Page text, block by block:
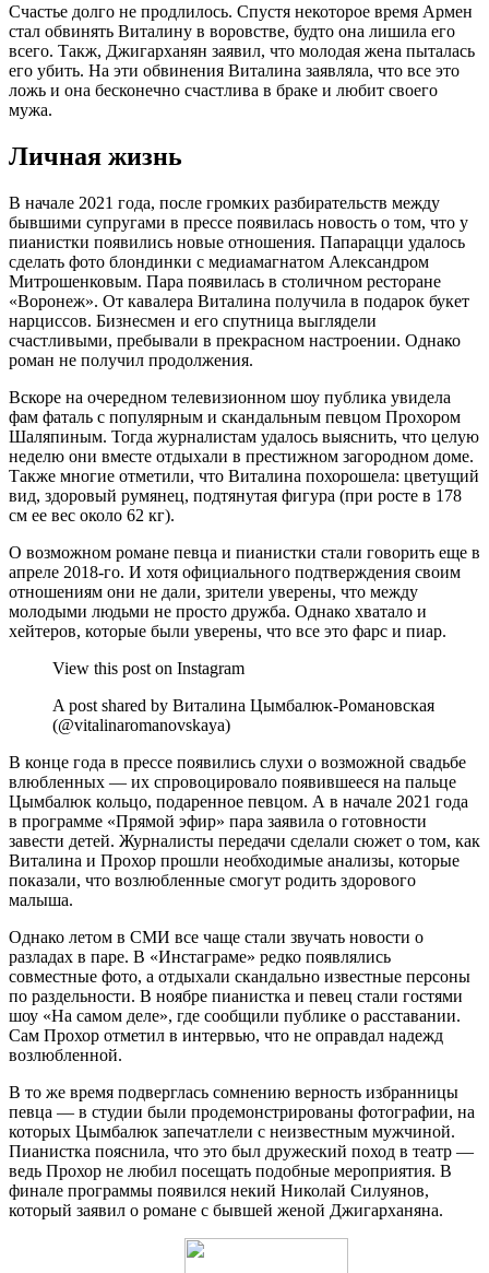
Счастье долго не продлилось. Спустя некоторое время Армен
стал обвинять Виталину в воровстве, будто она лишила его
всего. Такж, Джигарханян заявил, что молодая жена пыталась
его убить. На эти обвинения Виталина заявляла, что все это
ложь и она бесконечно счастлива в браке и любит своего
мужа.
Личная жизнь
В начале 2021 года, после громких разбирательств между
бывшими супругами в прессе появилась новость о том, что у
пианистки появились новые отношения. Папарацци удалось
сделать фото блондинки с медиамагнатом Александром
Митрошенковым. Пара появилась в столичном ресторане
«Воронеж». От кавалера Виталина получила в подарок букет
нарциссов. Бизнесмен и его спутница выглядели
счастливыми, пребывали в прекрасном настроении. Однако
роман не получил продолжения.
Вскоре на очередном телевизионном шоу публика увидела
фам фаталь с популярным и скандальным певцом Прохором
Шаляпиным. Тогда журналистам удалось выяснить, что целую
неделю они вместе отдыхали в престижном загородном доме.
Также многие отметили, что Виталина похорошела: цветущий
вид, здоровый румянец, подтянутая фигура (при росте в 178
см ее вес около 62 кг).
О возможном романе певца и пианистки стали говорить еще в
апреле 2018-го. И хотя официального подтверждения своим
отношениям они не дали, зрители уверены, что между
молодыми людьми не просто дружба. Однако хватало и
хейтеров, которые были уверены, что все это фарс и пиар.
View this post on Instagram
A post shared by Виталина Цымбалюк-Романовская
(@vitalinaromanovskaya)
В конце года в прессе появились слухи о возможной свадьбе
влюбленных — их спровоцировало появившееся на пальце
Цымбалюк кольцо, подаренное певцом. А в начале 2021 года
в программе «Прямой эфир» пара заявила о готовности
завести детей. Журналисты передачи сделали сюжет о том, как
Виталина и Прохор прошли необходимые анализы, которые
показали, что возлюбленные смогут родить здорового
малыша.
Однако летом в СМИ все чаще стали звучать новости о
разладах в паре. В «Инстаграме» редко появлялись
совместные фото, а отдыхали скандально известные персоны
по раздельности. В ноябре пианистка и певец стали гостями
шоу «На самом деле», где сообщили публике о расставании.
Сам Прохор отметил в интервью, что не оправдал надежд
возлюбленной.
В то же время подверглась сомнению верность избранницы
певца — в студии были продемонстрированы фотографии, на
которых Цымбалюк запечатлели с неизвестным мужчиной.
Пианистка пояснила, что это был дружеский поход в театр —
ведь Прохор не любил посещать подобные мероприятия. В
финале программы появился некий Николай Силуянов,
который заявил о романе с бывшей женой Джигарханяна.